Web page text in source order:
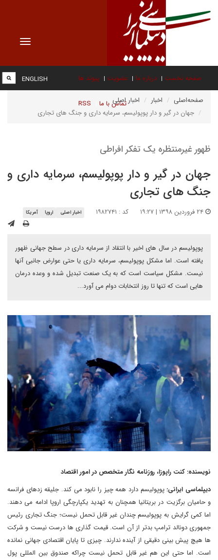
Toggle
صفحه نخست درباره ما عضویت پیوند ها
تماس با ما RSS
ENGLISH
صفحه‌اصلی اخبار
اخبار اصلی
جهان در گیر و دار پوپولیسم، سرمایه داری و جنگ های تجاری
ظهور غیرمنتظره یک تفکر افراطی
جهان در گیر و دار پوپولیسم، سرمایه داری و
جنگ های تجاری
کد : ۱۹۸۲۷۴۱ اخبار اصلی اروپا آمریکا
پوپولیسم در سال های اخیر با انتقاد از سرمایه داری در سطح جهانی ظهور
یافته است. اما مشکل پوپولیسم، سرمایه داری یا حتی عوارض جانبی آنها
نیست. مشکل سیاست است که به یک صنعت تبدیل شده و وعده درمان
هایی است که تنها تا روز انتخابات دوام می آورد...
نویسنده: کنت راپوزا، روزنامه نگار متخصص در امور اقتصاد
دیپلماسی ایرانی: پوپولیسم دارد همه چیز را نابود می کند. جلیقه زدهای فرانسه
و حامیان برگزیت در بریتانیا همچنان به تهدید یکپارچگی اروپا ادامه می دهند.
اما کمی گرایش به پوپولیسم چندان غیر قابل تحمل نیست؛ جنگ تجاری رئیس
جمهوری دونالد ترامپ بدتر از آن است. قیمت گذاری ها درست نیست و شرکت
ها هیچ پیش بینی دقیقی از آینده ندارند. چیزی تا پایان اقتصادی جهانی نمانده
است. اما حتی این هم غیر قابل تحمل نیست چراکه صندوق بین المللی پول